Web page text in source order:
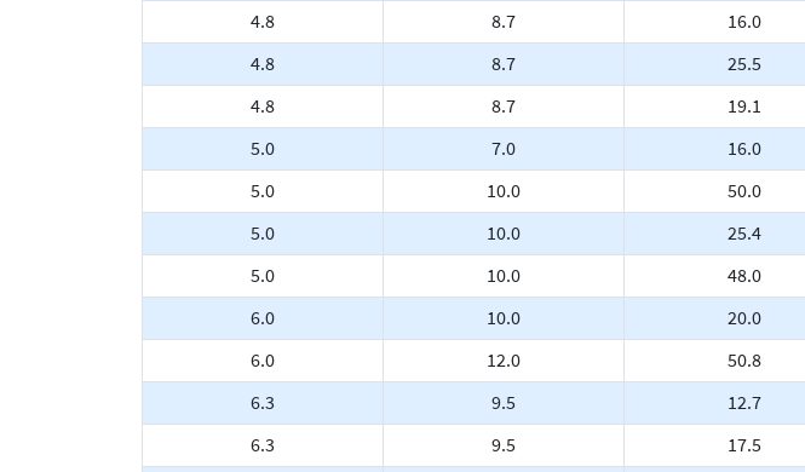
4.8
8.7 16.0
4.8
8.7 25.5
4.8
8.7 19.1
5.0
7.0 16.0
5.0
10.0 50.0
5.0
10.0 25.4
5.0
10.0 48.0
6.0
10.0 20.0
6.0
12.0 50.8
6.3
9.5 12.7
6.3
9.5 17.5